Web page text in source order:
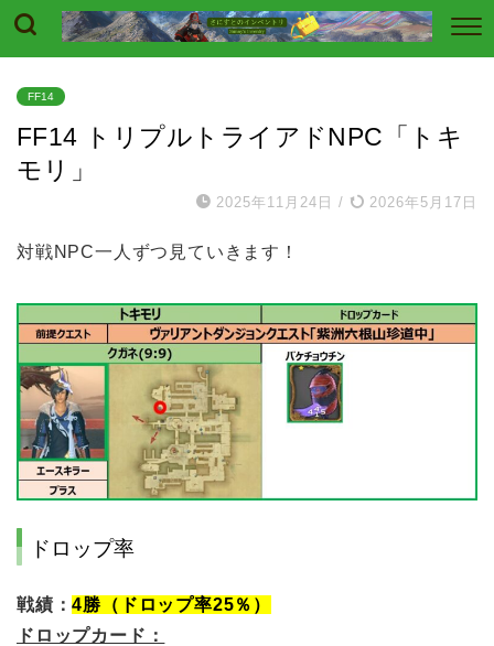
FF14
FF14 トリプルトライアドNPC「トキ
モリ」
2025年11月24日 / 2026年5月17日
対戦NPC一人ずつ見ていきます！
ドロップ率
戦績：4勝（ドロップ率25％）
ドロップカード：